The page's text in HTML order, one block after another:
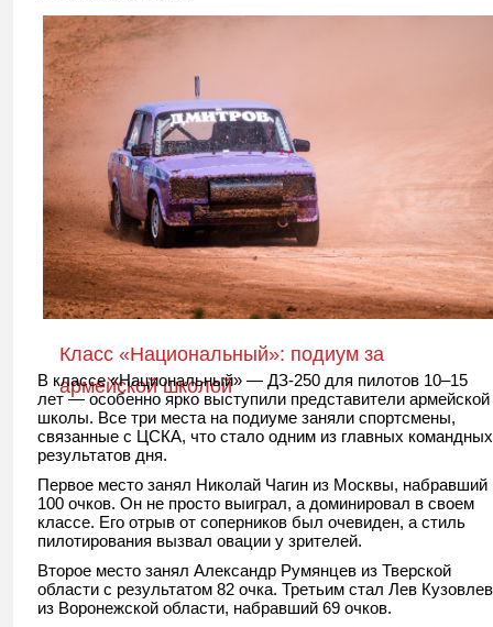
Класс «Национальный»: подиум за
армейской школой
В классе «Национальный» — ДЗ-250 для пилотов 10–15
лет — особенно ярко выступили представители армейской
школы. Все три места на подиуме заняли спортсмены,
связанные с ЦСКА, что стало одним из главных командных
результатов дня.
Первое место занял Николай Чагин из Москвы, набравший
100 очков. Он не просто выиграл, а доминировал в своем
классе. Его отрыв от соперников был очевиден, а стиль
пилотирования вызвал овации у зрителей.
Второе место занял Александр Румянцев из Тверской
области с результатом 82 очка. Третьим стал Лев Кузовлев
из Воронежской области, набравший 69 очков.